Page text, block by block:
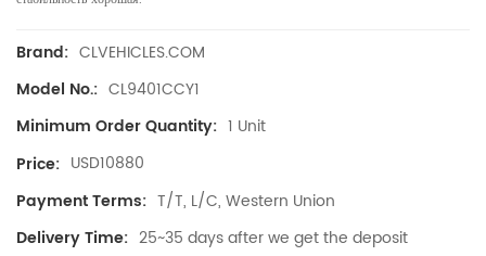
Brand: CLVEHICLES.COM
Model No.: CL9401CCY1
Minimum Order Quantity: 1 Unit
Price: USD10880
Payment Terms: T/T, L/C, Western Union
Delivery Time: 25~35 days after we get the deposit